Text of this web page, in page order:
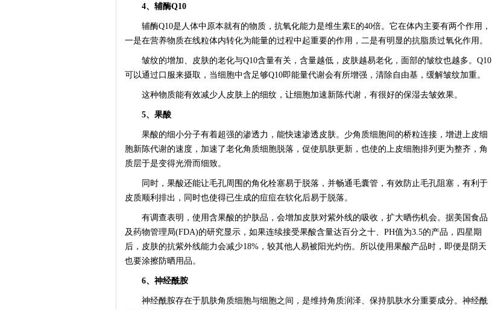
4、辅酶Q10
辅酶Q10是人体中原本就有的物质，抗氧化能力是维生素E的40倍。它在体内主要有两个作用，
一是在营养物质在线粒体内转化为能量的过程中起重要的作用，二是有明显的抗脂质过氧化作用。
皱纹的增加、皮肤的老化与Q10含量有关，含量越低，皮肤越易老化，面部的皱纹也越多。Q10
可以通过口服来摄取，当细胞中含足够Q10即能量代谢会有所增强，清除自由基，缓解皱纹加重。
这种物质能有效减少人皮肤上的细纹，让细胞加速新陈代谢，有很好的保湿去皱效果。
5、果酸
果酸的细小分子有着超强的渗透力，能快速渗透皮肤。少角质细胞间的桥粒连接，增进上皮细
胞新陈代谢的速度，加速了老化角质细胞脱落，促使肌肤更新，也使的上皮细胞排列更为整齐，角
质层于是变得光滑而细致。
同时，果酸还能让毛孔周围的角化栓塞易于脱落，并畅通毛囊管，有效防止毛孔阻塞，有利于
皮质顺利排出，同时也使得已生成的痘痘在软化后易于脱落。
有调查表明，使用含果酸的护肤品，会增加皮肤对紫外线的吸收，扩大晒伤机会。据美国食品
及药物管理局(FDA)的研究显示，如果连续接受果酸含量达百分之十、PH值为3.5的产品，四星期
后，皮肤的抗紫外线能力会减少18%，较其他人易被阳光灼伤。所以使用果酸产品时，即便是阴天
也要涂擦防晒用品。
6、神经酰胺
神经酰胺存在于肌肤角质细胞与细胞之间，是维持角质润泽、保持肌肤水分重要成分。神经酰